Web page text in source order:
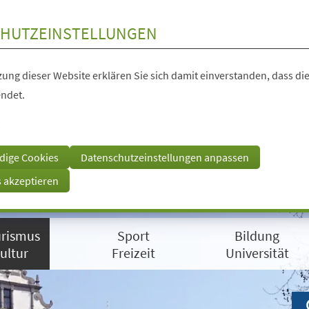
dieser Website erklären Sie sich damit einverstanden, dass
Cookies
Datenschutzeinstellungen anpassen
akzeptieren
Sport
Freizeit
Bildung
Universität